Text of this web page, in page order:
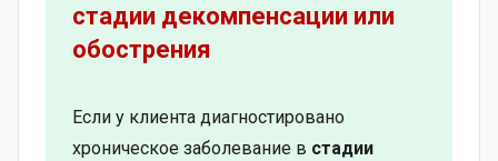
стадии декомпенсации или
обострения
Если у клиента диагностировано
хроническое заболевание в стадии